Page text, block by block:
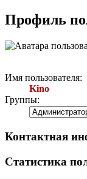
Профиль
Имя пользователя:
Kino
Группы:
Контактная
Статистика